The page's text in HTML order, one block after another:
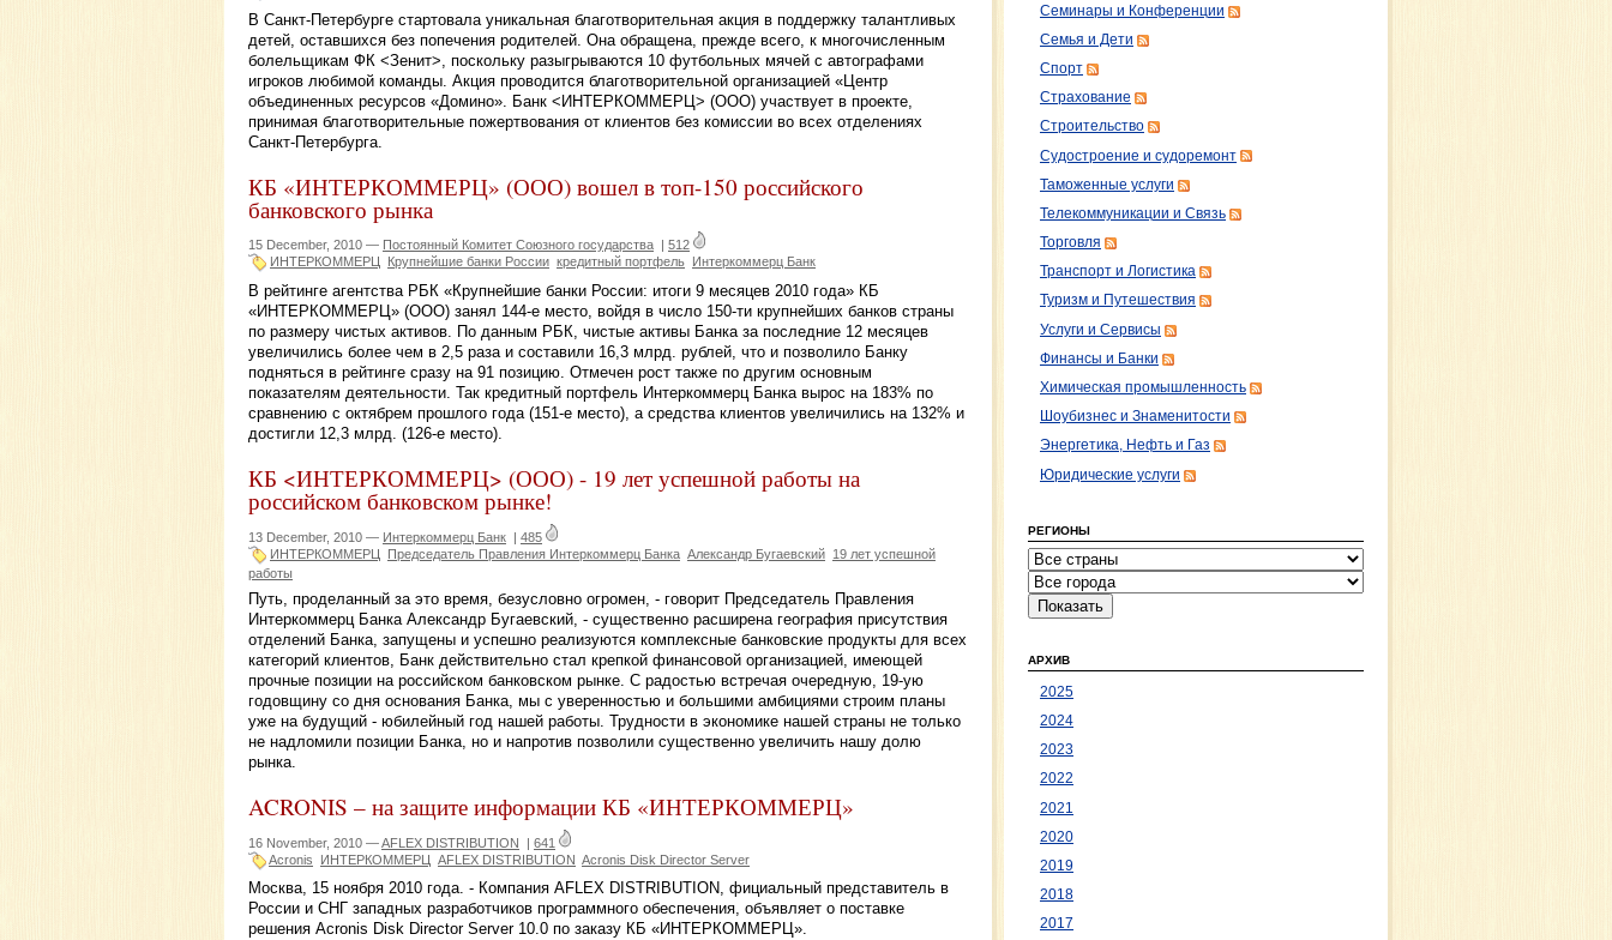
В Санкт-Петербурге стартовала уникальная благотворительная акция в поддержку талантливых
детей, оставшихся без попечения родителей. Она обращена, прежде всего, к многочисленным
болельщикам ФК <Зенит>, поскольку разыгрываются 10 футбольных мячей с автографами
игроков любимой команды. Акция проводится благотворительной организацией «Центр
объединенных ресурсов «Домино». Банк <ИНТЕРКОММЕРЦ> (ООО) участвует в проекте,
принимая благотворительные пожертвования от клиентов без комиссии во всех отделениях
Санкт-Петербурга.
КБ «ИНТЕРКОММЕРЦ» (ООО) вошел в топ-150 российского
банковского рынка
15 December, 2010 — Постоянный Комитет Союзного государства
512
ИНТЕРКОММЕРЦ
Крупнейшие банки России кредитный портфель Интеркоммерц Банк
В рейтинге агентства РБК «Крупнейшие банки России: итоги 9 месяцев 2010 года» КБ
«ИНТЕРКОММЕРЦ» (ООО) занял 144-е место, войдя в число 150-ти крупнейших банков страны
по размеру чистых активов. По данным РБК, чистые активы Банка за последние 12 месяцев
увеличились более чем в 2,5 раза и составили 16,3 млрд. рублей, что и позволило Банку
подняться в рейтинге сразу на 91 позицию. Отмечен рост также по другим основным
показателям деятельности. Так кредитный портфель Интеркоммерц Банка вырос на 183% по
сравнению с октябрем прошлого года (151-е место), а средства клиентов увеличились на 132% и
достигли 12,3 млрд. (126-е место).
КБ <ИНТЕРКОММЕРЦ> (ООО) - 19 лет успешной работы на
российском банковском рынке!
13 December, 2010 — Интеркоммерц Банк | 485
ИНТЕРКОММЕРЦ
Председатель Правления Интеркоммерц Банка Александр Бугаевский 19 лет успешной
работы
Путь, проделанный за это время, безусловно огромен, - говорит Председатель Правления
Интеркоммерц Банка Александр Бугаевский, - существенно расширена география присутствия
отделений Банка, запущены и успешно реализуются комплексные банковские продукты для всех
категорий клиентов, Банк действительно стал крепкой финансовой организацией, имеющей
прочные позиции на российском банковском рынке. С радостью встречая очередную, 19-ую
годовщину со дня основания Банка, мы с уверенностью и большими амбициями строим планы
уже на будущий - юбилейный год нашей работы. Трудности в экономике нашей страны не только
не надломили позиции Банка, но и напротив позволили существенно увеличить нашу долю
рынка.
ACRONIS – на защите информации КБ «ИНТЕРКОММЕРЦ»
16 November, 2010 —AFLEX DISTRIBUTION | 641
Acronis
ИНТЕРКОММЕРЦ AFLEX DISTRIBUTION Acronis Disk Director Server
Москва, 15 ноября 2010 года. - Компания AFLEX DISTRIBUTION, фициальный представитель в
России и СНГ западных разработчиков программного обеспечения, объявляет о поставке
решения Acronis Disk Director Server 10.0 по заказу КБ «ИНТЕРКОММЕРЦ».
Семинары и Конференции
Семья и Дети
Спорт
Страхование
Строительство
Судостроение и судоремонт
Таможенные услуги
Телекоммуникации и Связь
Торговля
Транспорт и Логистика
Туризм и Путешествия
Услуги и Сервисы
Финансы и Банки
Химическая промышленность
Шоубизнес и Знаменитости
Энергетика, Нефть и Газ
Юридические услуги
РЕГИОНЫ
АРХИВ
2025
2024
2023
2022
2021
2020
2019
2018
2017